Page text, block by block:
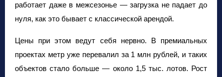
работает даже в межсезонье — загрузка не падает до
нуля, как это бывает с классической арендой.
Цены при этом ведут себя нервно. В премиальных
проектах метр уже перевалил за 1 млн рублей, и таких
объектов стало больше — около 1,5 тыс. лотов. Рост